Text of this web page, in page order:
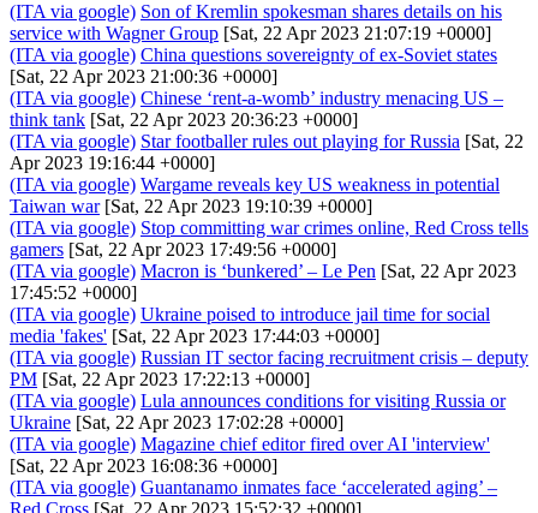
(ITA via google) Son of Kremlin spokesman shares details on his
service with Wagner Group [Sat, 22 Apr 2023 21:07:19 +0000]
(ITA via google) China questions sovereignty of ex-Soviet states
[Sat, 22 Apr 2023 21:00:36 +0000]
(ITA via google) Chinese ‘rent-a-womb’ industry menacing US –
think tank [Sat, 22 Apr 2023 20:36:23 +0000]
(ITA via google) Star footballer rules out playing for Russia [Sat, 22
Apr 2023 19:16:44 +0000]
(ITA via google) Wargame reveals key US weakness in potential
Taiwan war[Sat, 22 Apr 2023 19:10:39 +0000]
(ITA via google) Stop committing war crimes online, Red Cross tells
gamers [Sat, 22 Apr 2023 17:49:56 +0000]
(ITA via google) Macron is ‘bunkered’ – Le Pen [Sat, 22 Apr 2023
17:45:52 +0000]
(ITA via google) Ukraine poised to introduce jail time for social
media 'fakes' [Sat, 22 Apr 2023 17:44:03 +0000]
(ITA via google) Russian IT sector facing recruitment crisis – deputy
PM [Sat, 22 Apr 2023 17:22:13 +0000]
(ITA via google) Lula announces conditions for visiting Russia or
Ukraine [Sat, 22 Apr 2023 17:02:28 +0000]
(ITA via google) Magazine chief editor fired over AI 'interview'
[Sat, 22 Apr 2023 16:08:36 +0000]
(ITA via google) Guantanamo inmates face ‘accelerated aging’ –
Red Cross [Sat, 22 Apr 2023 15:52:32 +0000]